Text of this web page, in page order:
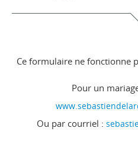
Ce formulaire ne fonctionne
Pour un
Ou par courriel :